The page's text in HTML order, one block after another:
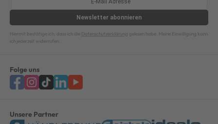
Newsletter abonnieren
Hiermit bestätige ich, dass ich die Datenschutzerklärung gelesen habe. Meine Einwilligung kann
ich jederzeit widerrufen.
Folge uns
Unsere Partner